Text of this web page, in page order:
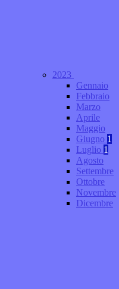
2023
Gennaio
Febbraio
Marzo
Aprile
Maggio
Giugno 1
Luglio 1
Agosto
Settembre
Ottobre
Novembre
Dicembre